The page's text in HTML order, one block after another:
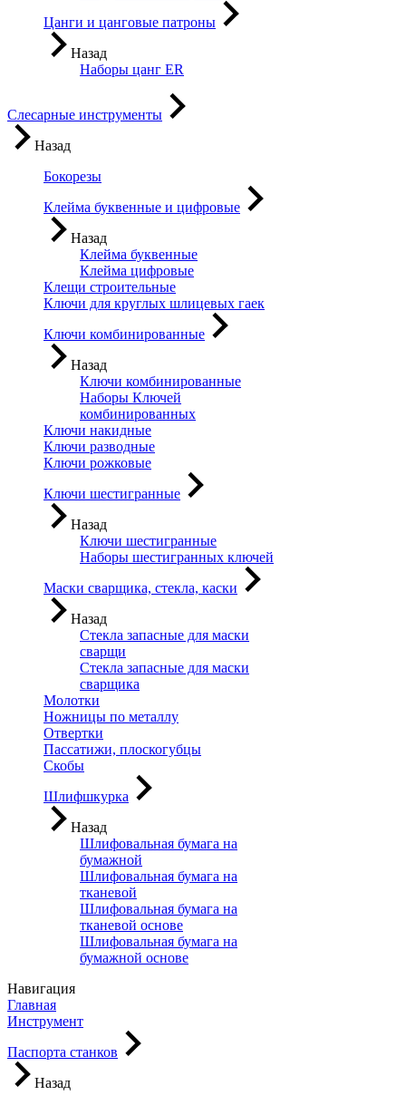
Цанги и цанговые патроны
Назад
Наборы цанг ER
Слесарные инструменты
Назад
Бокорезы
Клейма буквенные и цифровые
Назад
Клейма буквенные
Клейма цифровые
Клещи строительные
Ключи для круглых шлицевых гаек
Ключи комбинированные
Назад
Ключи комбинированные
Наборы Ключей
комбинированных
Ключи накидные
Ключи разводные
Ключи рожковые
Ключи шестигранные
Назад
Ключи шестигранные
Наборы шестигранных ключей
Маски сварщика, стекла, каски
Назад
Стекла запасные для маски
сварщи
Стекла запасные для маски
сварщика
Молотки
Ножницы по металлу
Отвертки
Пассатижи, плоскогубцы
Скобы
Шлифшкурка
Назад
Шлифовальная бумага на
бумажной
Шлифовальная бумага на
тканевой
Шлифовальная бумага на
тканевой основе
Шлифовальная бумага на
бумажной основе
Навигация
Главная
Инструмент
Паспорта станков
Назад